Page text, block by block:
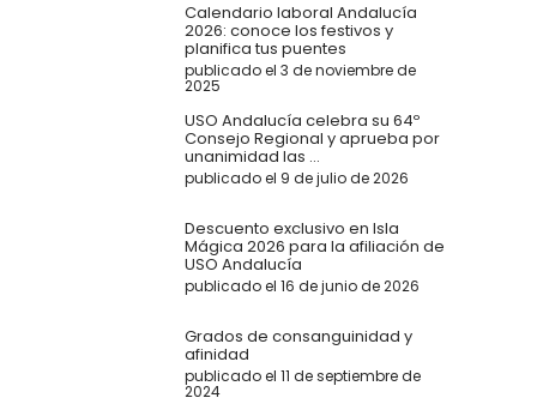
Calendario laboral Andalucía
2026: conoce los festivos y
planifica tus puentes
publicado el 3 de noviembre de
2025
USO Andalucía celebra su 64º
Consejo Regional y aprueba por
unanimidad las ...
publicado el 9 de julio de 2026
Descuento exclusivo en Isla
Mágica 2026 para la afiliación de
USO Andalucía
publicado el 16 de junio de 2026
Grados de consanguinidad y
afinidad
publicado el 11 de septiembre de
2024